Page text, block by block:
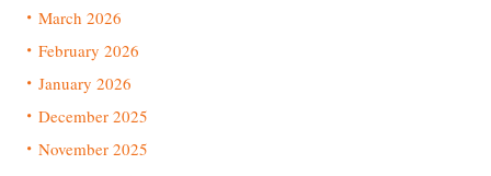
March 2026
February 2026
January 2026
December 2025
November 2025